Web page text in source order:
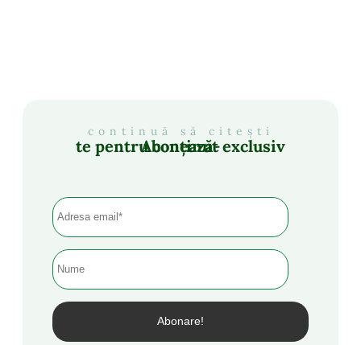
continuă să citești
Abonează-te pentru conținut exclusiv